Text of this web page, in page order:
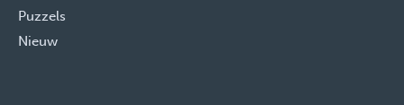
Puzzels
Nieuw